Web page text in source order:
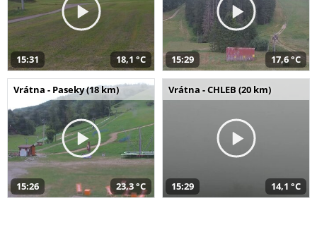
15:31 18,1 °C 15:29 17,6 °C
Vrátna - Paseky (18 km)
15:26 23,3 °C
Vrátna - CHLEB (20 km)
15:29 14,1 °C